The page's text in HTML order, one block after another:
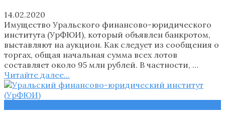
14.02.2020
Имущество Уральского финансово-юридического
института (УрФЮИ), который объявлен банкротом,
выставляют на аукцион. Как следует из сообщения о
торгах, общая начальная сумма всех лотов
составляет около 95 млн рублей. В частности, …
Читайте далее...